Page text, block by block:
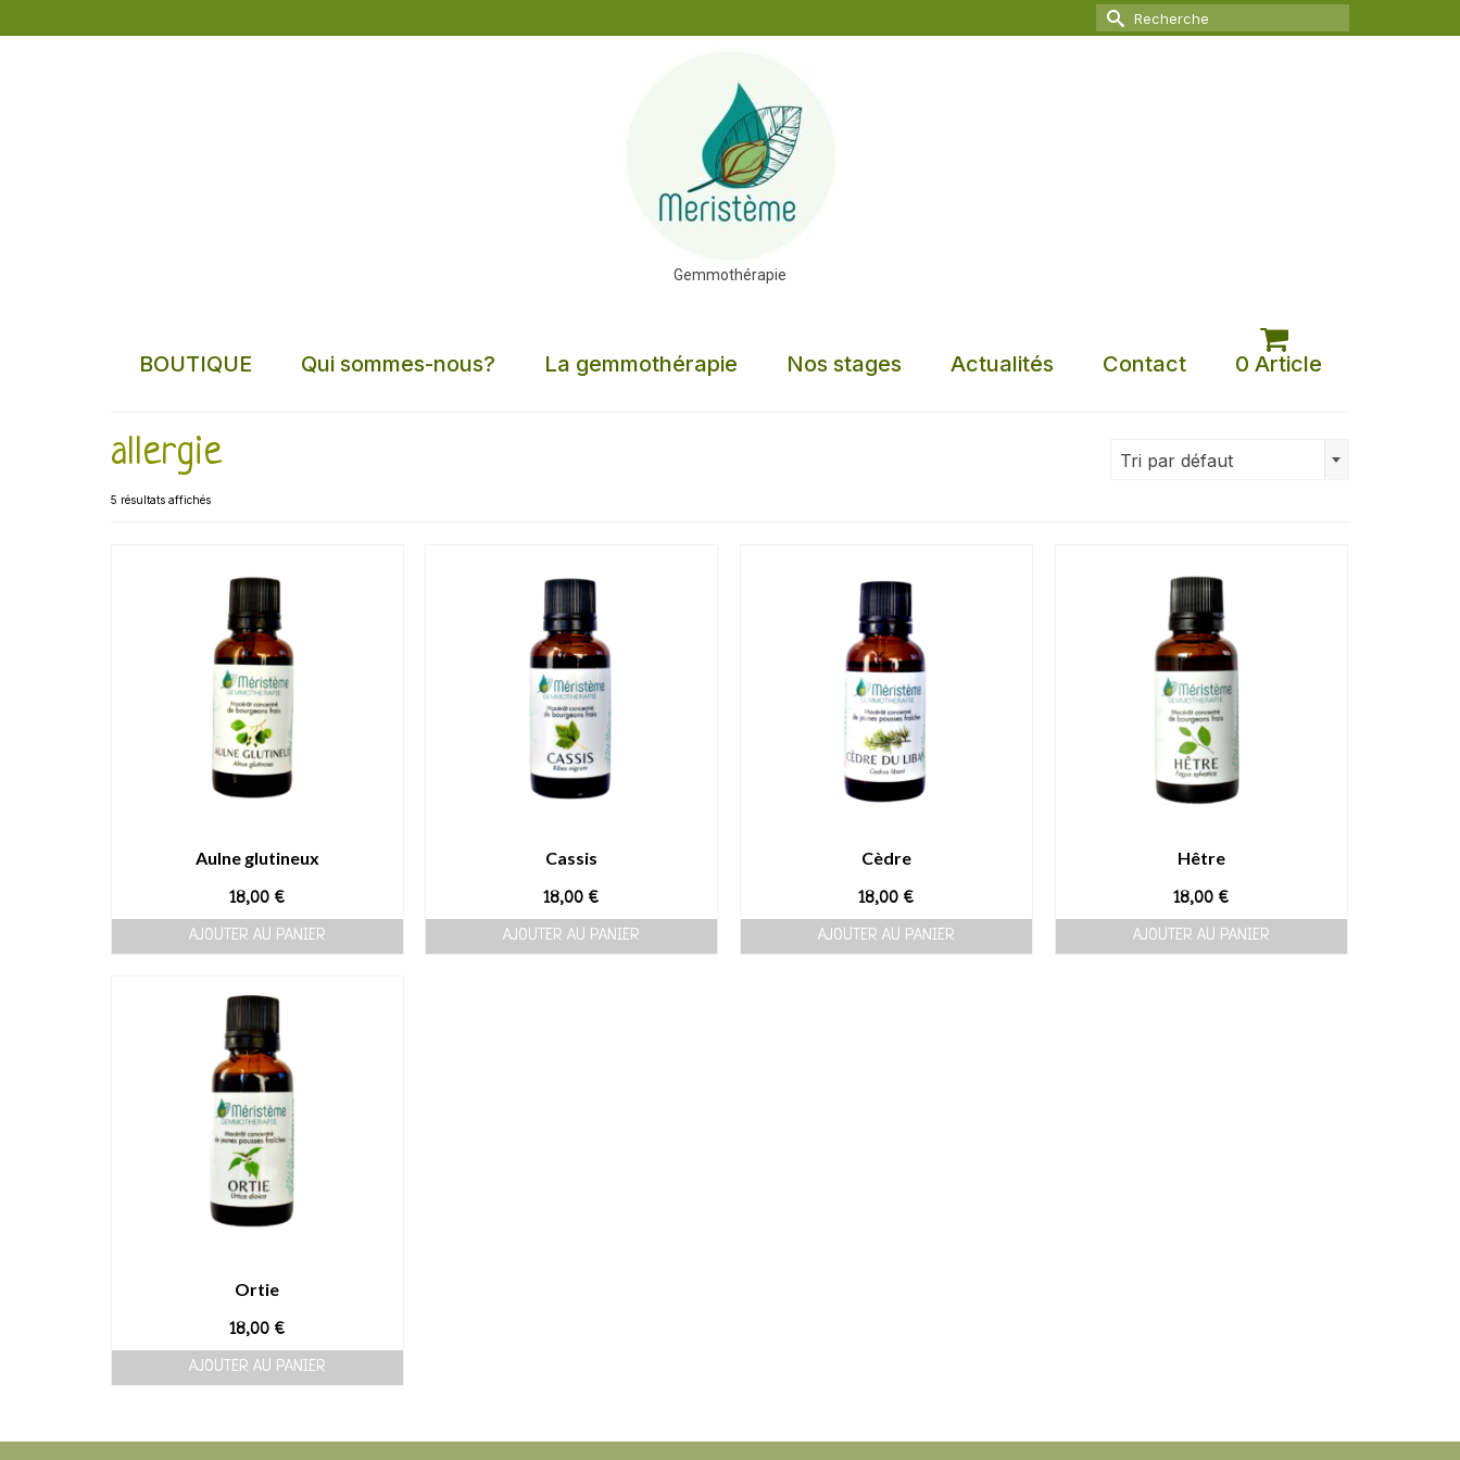
Rechercher :
Gemmothérapie
BOUTIQUE Qui sommes-nous? La gemmothérapie Nos stages Actualités Contact 0 Article
allergie
5 résultats affichés
Tri par défaut
Aulne glutineux
18,00 €
AJOUTER AU PANIER
Cassis
18,00 €
AJOUTER AU PANIER
Cèdre
18,00 €
AJOUTER AU PANIER
Hêtre
18,00 €
AJOUTER AU PANIER
Ortie
18,00 €
AJOUTER AU PANIER